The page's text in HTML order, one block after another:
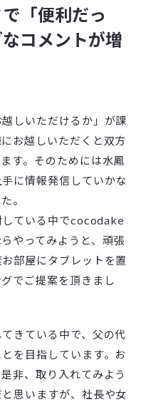
「便利だっ
コメントが増
しいただけるか」が課
お越しいただくと双方
す。そのためには水鳳
に情報発信していかな
。
している中でcocodake
やってみようと、頑張
部屋にタブレットを置
でご提案を頂きまし
きている中で、父の代
を目指しています。お
非、取り入れてみよう
思いますが、社長や女